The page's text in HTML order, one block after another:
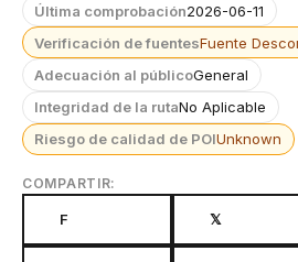
Última comprobación2026-06-11
Verificación de fuentesFuente
Adecuación al públicoGeneral
Integridad de la rutaNo Aplicable
Riesgo de calidad de POIUnknown
COMPARTIR:
F 𝕏